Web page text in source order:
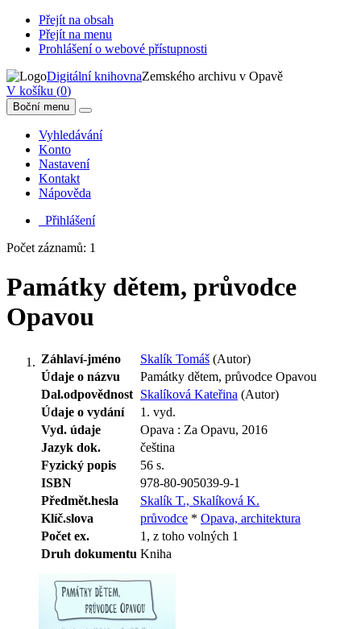
Přejít na obsah
Přejít na menu
Prohlášení o webové přístupnosti
Digitální knihovnaZemského archivu v Opavě
V košíku (0)
Boční menu
Vyhledávání
Konto
Nastavení
Kontakt
Nápověda
Přihlášení
Počet záznamů: 1
Památky dětem, průvodce
Opavou
Záhlaví-jméno Skalík Tomáš (Autor)
Údaje o názvu
Památky dětem, průvodce Opavou
Dal.odpovědnost Skalíková Kateřina (Autor)
Údaje o vydání
1. vyd.
Vyd. údaje
Opava : Za Opavu, 2016
Jazyk dok.
čeština
Fyzický popis
56 s.
ISBN
978-80-905039-9-1
Předmět.hesla
Skalík T., Skalíková K.
Klíč.slova
průvodce * Opava, architektura
Počet ex.
1, z toho volných 1
Druh dokumentu Kniha